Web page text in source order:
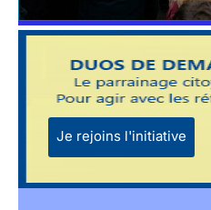
Je rejoins l'initiative